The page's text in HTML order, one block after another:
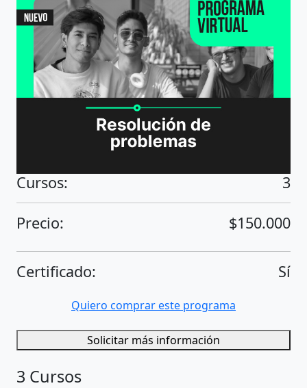
Cursos: 3
Precio: $150.000
Certificado: Sí
Quiero comprar este programa
Solicitar más información
3 Cursos